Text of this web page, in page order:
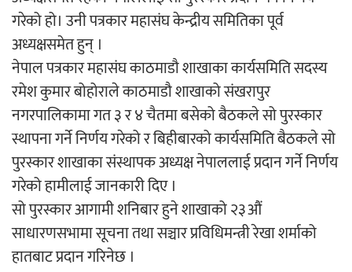
‘दुर्गा’ निर्माण गर्दै सम्राट
चलचित्र ‘माया भनेकै यस्तो होला’को शीर्ष गीत
सार्वजनिक
गरेको हो। उनी पत्रकार महासंघ केन्द्रीय समितिका पूर्व
अध्यक्षसमेत हुन् ।
नेपाल पत्रकार महासंघ काठमाडौ शाखाका कार्यसमिति सदस्य
रमेश कुमार बोहोराले काठमाडौ शाखाको संखरापुर
नगरपालिकामा गत ३ र ४ चैतमा बसेको बैठकले सो पुरस्कार
स्थापना गर्ने निर्णय गरेको र बिहीबारको कार्यसमिति बैठकले सो
पुरस्कार शाखाका संस्थापक अध्यक्ष नेपाललाई प्रदान गर्ने निर्णय
गरेको हामीलाई जानकारी दिए ।
सो पुरस्कार आगामी शनिबार हुने शाखाको २३औं
साधारणसभामा सूचना तथा सञ्चार प्रविधिमन्त्री रेखा शर्माको
हातबाट प्रदान गरिनेछ ।